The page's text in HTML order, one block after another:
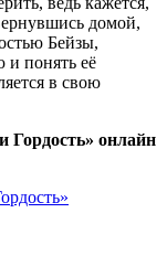
домой,
Бейзы,
и понять её
в свою
Гордость» онлайн